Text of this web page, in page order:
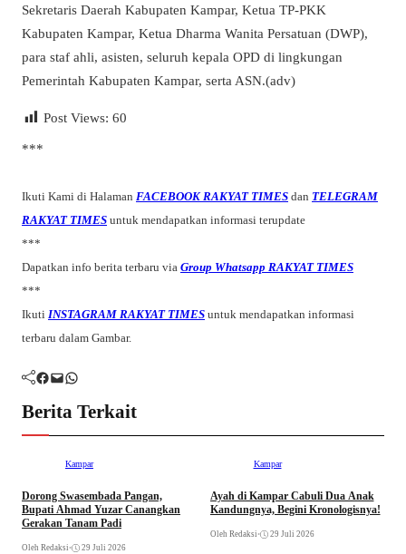
Sekretaris Daerah Kabupaten Kampar, Ketua TP-PKK
Kabupaten Kampar, Ketua Dharma Wanita Persatuan (DWP),
para staf ahli, asisten, seluruh kepala OPD di lingkungan
Pemerintah Kabupaten Kampar, serta ASN.(adv)
Post Views: 60
***
Ikuti Kami di Halaman FACEBOOK RAKYAT TIMES dan TELEGRAM
RAKYAT TIMES untuk mendapatkan informasi terupdate
***
Dapatkan info berita terbaru via Group Whatsapp RAKYAT TIMES
***
Ikuti INSTAGRAM RAKYAT TIMES untuk mendapatkan informasi
terbaru dalam Gambar.
Facebook Mail WhatsApp
Berita Terkait
Kampar
Dorong Swasembada Pangan,
Bupati Ahmad Yuzar Canangkan
Gerakan Tanam Padi
Oleh Redaksi • 29 Juli 2026
Kampar
Ayah di Kampar Cabuli Dua Anak
Kandungnya, Begini Kronologisnya!
Oleh Redaksi • 29 Juli 2026